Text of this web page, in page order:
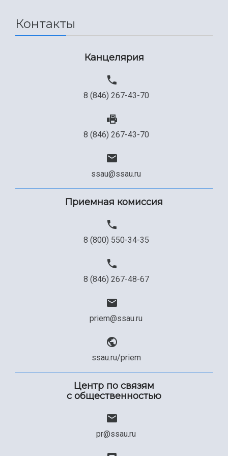
Сведения об образовательной организации
Контакты
Канцелярия
8 (846) 267-43-70
8 (846) 267-43-70
ssau@ssau.ru
Приемная комиссия
8 (800) 550-34-35
8 (846) 267-48-67
priem@ssau.ru
ssau.ru/priem
Центр по связям
с общественностью
pr@ssau.ru